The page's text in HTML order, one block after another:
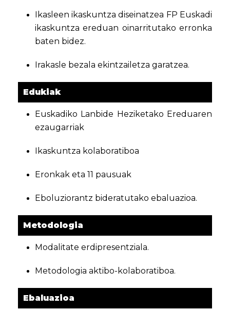
Ikasleen ikaskuntza diseinatzea FP Euskadi
ikaskuntza ereduan oinarritutako erronka
baten bidez.
Irakasle bezala ekintzailetza garatzea.
Edukiak
Euskadiko Lanbide Heziketako Ereduaren
ezaugarriak
Ikaskuntza kolaboratiboa
Eronkak eta 11 pausuak
Eboluziorantz bideratutako ebaluazioa.
Metodologia
Modalitate erdipresentziala.
Metodologia aktibo-kolaboratiboa.
Ebaluazioa